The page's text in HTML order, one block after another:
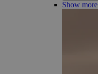
Show more